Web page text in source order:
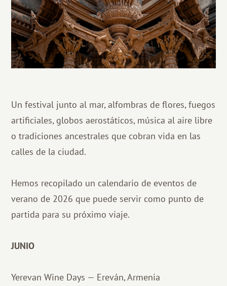
Un festival junto al mar, alfombras de flores, fuegos
artificiales, globos aerostáticos, música al aire libre
o tradiciones ancestrales que cobran vida en las
calles de la ciudad.
Hemos recopilado un calendario de eventos de
verano de 2026 que puede servir como punto de
partida para su próximo viaje.
JUNIO
Yerevan Wine Days — Ereván, Armenia